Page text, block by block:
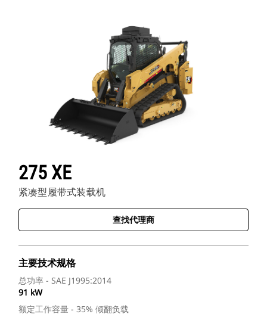
275 XE
紧凑型履带式装载机
查找代理商
主要技术规格
总功率 - SAE J1995:2014
91 kW
额定工作容量 - 35% 倾翻负载